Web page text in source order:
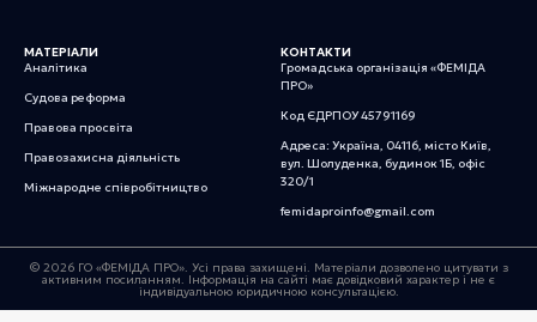
МАТЕРІАЛИ
Аналітика
Судова реформа
Правова просвіта
Правозахисна діяльність
Міжнародне співробітництво
КОНТАКТИ
Громадська організація «ФЕМІДА
ПРО»
Код ЄДРПОУ 45791169
Адреса: Україна, 04116, місто Київ,
вул. Шолуденка, будинок 1Б, офіс
320/1
femidaproinfo@gmail.com
© 2026 ГО «ФЕМІДА ПРО». Усі права захищені. Матеріали дозволено цитувати з
активним посиланням. Інформація на сайті має довідковий характер і не є
індивідуальною юридичною консультацією.